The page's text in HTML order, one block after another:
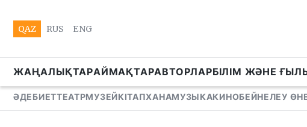
QAZ RUS ENG
ЖАҢАЛЫҚТАРАЙМАҚТАРАВТОРЛАРБІЛІМ ЖӘНЕ
ӘДЕБИЕТТЕАТРМУЗЕЙКІТАПХАНАМУЗЫКАКИНОБЕЙНЕЛЕУ